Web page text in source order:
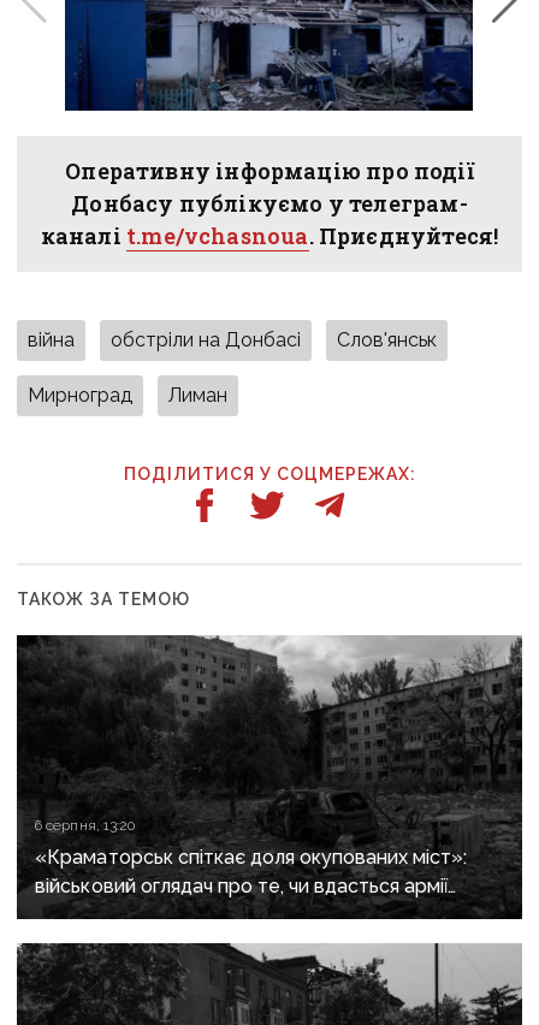
Оперативну інформацію про події
Донбасу публікуємо у телеграм-
каналі t.me/vchasnoua. Приєднуйтеся!
війна обстріли на Донбасі Слов'янськ
Мирноград Лиман
ПОДІЛИТИСЯ У СОЦМЕРЕЖАХ:
ТАКОЖ ЗА ТЕМОЮ
6 серпня, 13:20
«Краматорськ спіткає доля окупованих міст»:
військовий оглядач про те, чи вдасться армії
рф захопити останню агломерацію Донеччини до
кінця 2026 року